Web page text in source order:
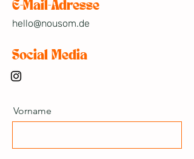
​E-Mail-Adresse
hello@nousom.de
Social Media
Vorname